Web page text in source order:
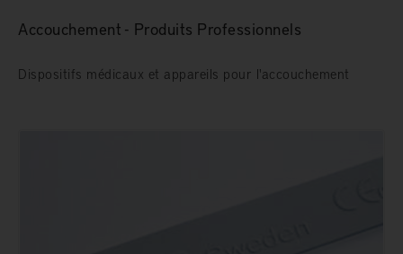
Accouchement - Produits Professionnels
Dispositifs médicaux et appareils pour l'accouchement